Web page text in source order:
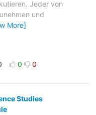
Jeder von
und
More]
0 0
Studies